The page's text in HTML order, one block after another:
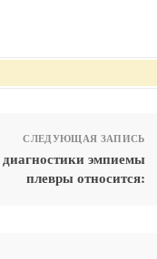
СЛЕДУЮЩАЯ ЗАПИСЬ
эмпиемы
плевры относится: